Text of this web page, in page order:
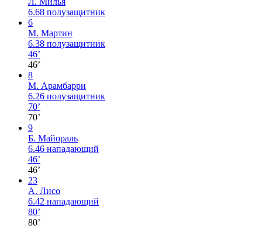
6.68 полузащитник
6
М. Мартин
6.38 полузащитник
46’
46’
8
М. Арамбарри
6.26 полузащитник
70’
70’
9
Б. Майораль
6.46 нападающий
46’
46’
23
А. Лисо
6.42 нападающий
80’
80’